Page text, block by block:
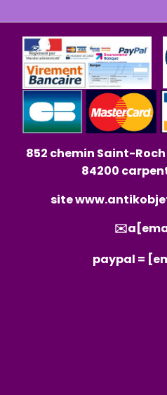
852 chemin Saint-
84200
site
✉️a
paypal =